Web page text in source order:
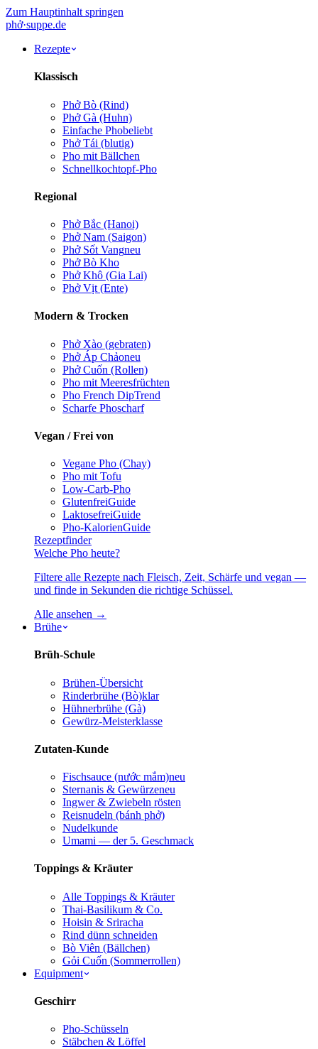
Zum Hauptinhalt springen
phở·suppe.de
Rezepte
Klassisch
Phở Bò (Rind)
Phở Gà (Huhn)
Einfache Phobeliebt
Phở Tái (blutig)
Pho mit Bällchen
Schnellkochtopf-Pho
Regional
Phở Bắc (Hanoi)
Phở Nam (Saigon)
Phở Sốt Vangneu
Phở Bò Kho
Phở Khô (Gia Lai)
Phở Vịt (Ente)
Modern & Trocken
Phở Xào (gebraten)
Phở Áp Chảoneu
Phở Cuốn (Rollen)
Pho mit Meeresfrüchten
Pho French DipTrend
Scharfe Phoscharf
Vegan / Frei von
Vegane Pho (Chay)
Pho mit Tofu
Low-Carb-Pho
GlutenfreiGuide
LaktosefreiGuide
Pho-KalorienGuide
Rezeptfinder
Welche Pho heute?
Filtere alle Rezepte nach Fleisch, Zeit, Schärfe und vegan —
und finde in Sekunden die richtige Schüssel.
Alle ansehen →
Brühe
Brüh-Schule
Brühen-Übersicht
Rinderbrühe (Bò)klar
Hühnerbrühe (Gà)
Gewürz-Meisterklasse
Zutaten-Kunde
Fischsauce (nước mắm)neu
Sternanis & Gewürzeneu
Ingwer & Zwiebeln rösten
Reisnudeln (bánh phở)
Nudelkunde
Umami — der 5. Geschmack
Toppings & Kräuter
Alle Toppings & Kräuter
Thai-Basilikum & Co.
Hoisin & Sriracha
Rind dünn schneiden
Bò Viên (Bällchen)
Gỏi Cuốn (Sommerrollen)
Equipment
Geschirr
Pho-Schüsseln
Stäbchen & Löffel